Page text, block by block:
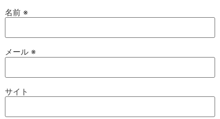
名前 ※
メール ※
サイト